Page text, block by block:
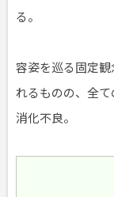
る。
容姿を巡る固定
れるものの、全
消化不良。